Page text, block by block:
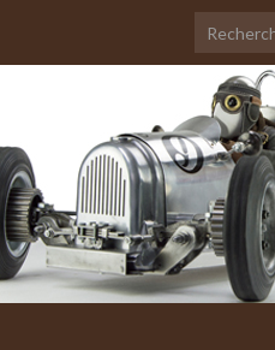
Search for: